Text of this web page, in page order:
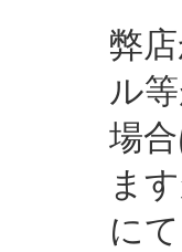
弊
ル
場
ま
に